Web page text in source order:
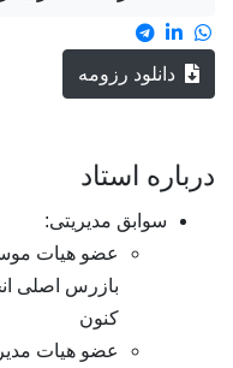
دانلود رزومه
درباره استاد
سوابق مدیریتی:
عضو هیات
کنون
عضو هیات